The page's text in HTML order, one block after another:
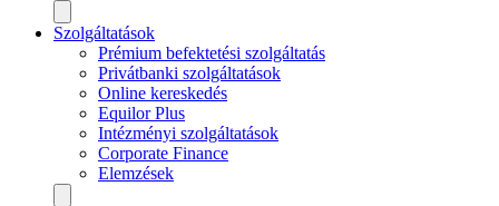
Szolgáltatások
Prémium befektetési szolgáltatás
Privátbanki szolgáltatások
Online kereskedés
Equilor Plus
Intézményi szolgáltatások
Corporate Finance
Elemzések